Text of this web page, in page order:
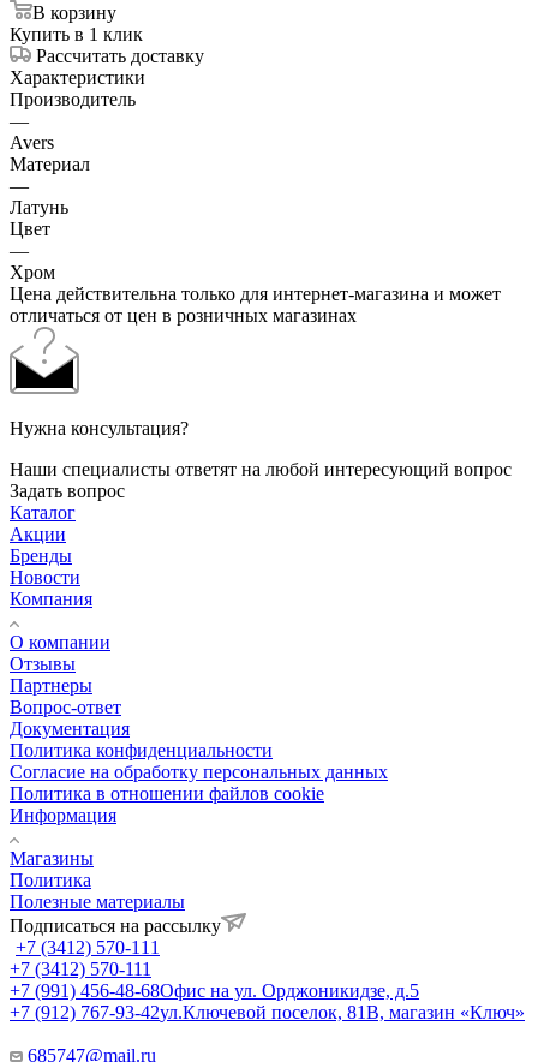
В корзину
Купить в 1 клик
Рассчитать доставку
Характеристики
Производитель
—
Avers
Материал
—
Латунь
Цвет
—
Хром
Цена действительна только для интернет-магазина и может
отличаться от цен в розничных магазинах
Нужна консультация?
Наши специалисты ответят на любой интересующий вопрос
Задать вопрос
Каталог
Акции
Бренды
Новости
Компания
О компании
Отзывы
Партнеры
Вопрос-ответ
Документация
Политика конфиденциальности
Согласие на обработку персональных данных
Политика в отношении файлов cookie
Информация
Магазины
Политика
Полезные материалы
Подписаться на рассылку
+7 (3412) 570-111
+7 (3412) 570-111
+7 (991) 456-48-68Офис на ул. Орджоникидзе, д.5
+7 (912) 767-93-42ул.Ключевой поселок, 81В, магазин «Ключ»
685747@mail.ru